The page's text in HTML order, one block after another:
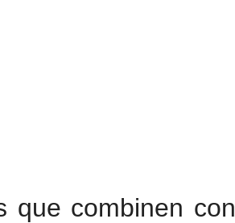
que combinen con